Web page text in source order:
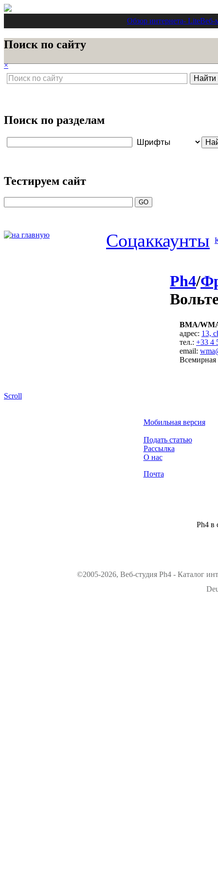
Обзор интернета- LiteВеб-
Поиск по сайту
×
Поиск по разделам
Тестируем сайт
Соцаккаунты
Ph4/
ВМА/
адрес: 13,
тел.: +33 4
email:
Всемирная
Scroll
Мобильная версия
Подать статью
Рассылка
О нас
Почта
Ph4 в
©2005-2026, Веб-студия Ph4 - Каталог